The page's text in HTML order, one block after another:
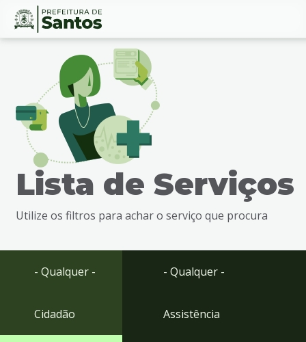
Ir
busca
Ir
Conteúdo
Lista de Serviços
Utilize os filtros para achar o serviço que procura
- Qualquer -
Cidadão
- Qualquer -
Assistência